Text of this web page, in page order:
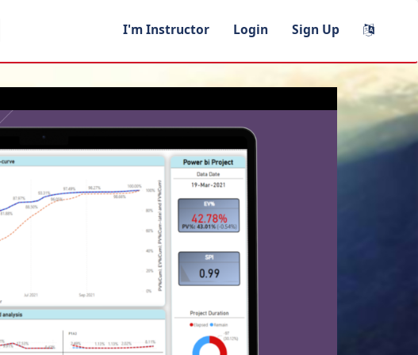
I'm Instructor Login Sign Up